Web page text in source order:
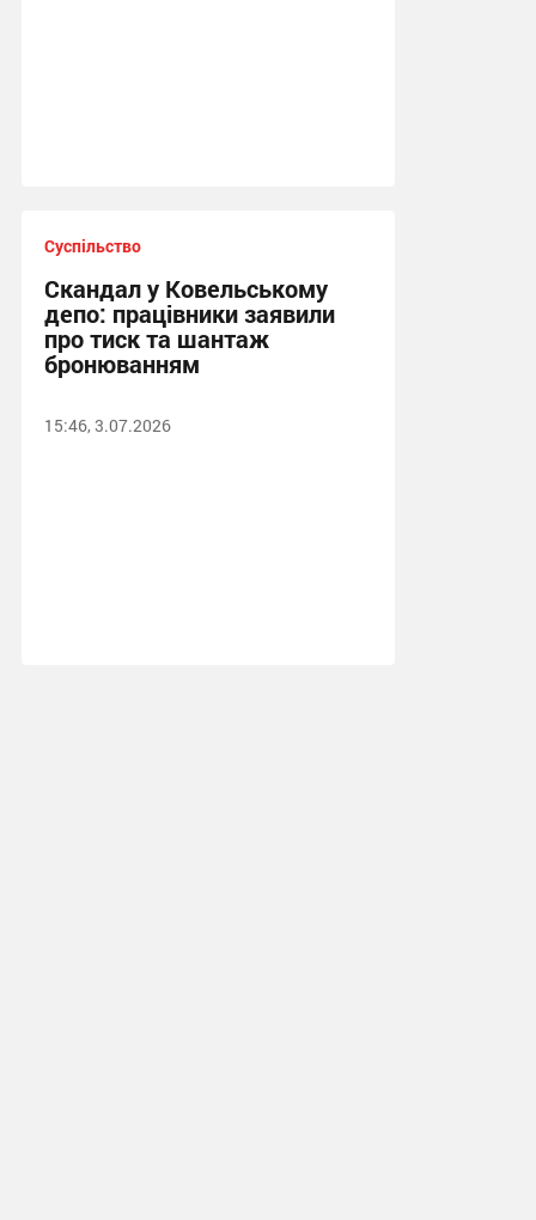
Суспільство
Скандал у Ковельському
депо: працівники заявили
про тиск та шантаж
бронюванням
15:46, 3.07.2026